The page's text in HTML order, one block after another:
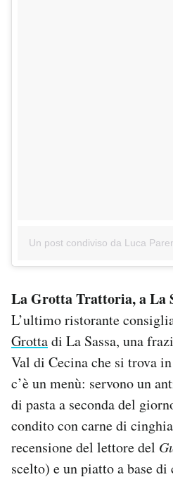
Un post condiviso da Luca
La Grotta Trattoria, a La
L’ultimo ristorante
Grottadi La Sassa, una
Val di Cecina che si trova
c’è un menù: servono un
di pasta a seconda del
condito con carne di
recensione del lettore del
scelto) e un piatto a base